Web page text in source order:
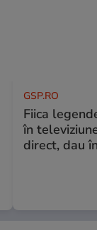
GSP.RO
Fiica
în
direct, dau